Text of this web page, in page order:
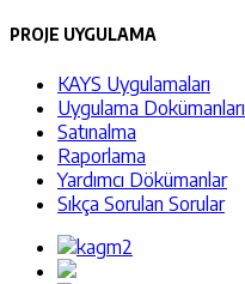
PROJE UYGULAMA
KAYS Uygulamaları
Uygulama Dokümanları
Satınalma
Raporlama
Yardımcı Dökümanlar
Sıkça Sorulan Sorular